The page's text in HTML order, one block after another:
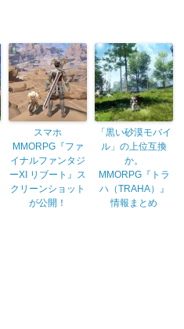
スマホ
MMORPG『ファ
イナルファンタジ
ーXI リブート』ス
クリーンショット
が公開！
「黒い砂漠モバイ
ル」の上位互換
か。
MMORPG『トラ
ハ（TRAHA）』
情報まとめ